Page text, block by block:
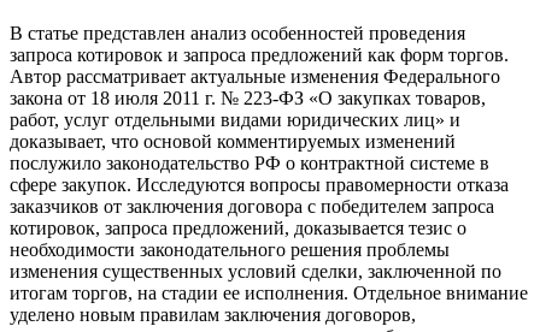
В статье представлен анализ особенностей проведения
запроса котировок и запроса предложений как форм торгов.
Автор рассматривает актуальные изменения Федерального
закона от 18 июля 2011 г. № 223-ФЗ «О закупках товаров,
работ, услуг отдельными видами юридических лиц» и
доказывает, что основой комментируемых изменений
послужило законодательство РФ о контрактной системе в
сфере закупок. Исследуются вопросы правомерности отказа
заказчиков от заключения договора с победителем запроса
котировок, запроса предложений, доказывается тезис о
необходимости законодательного решения проблемы
изменения существенных условий сделки, заключенной по
итогам торгов, на стадии ее исполнения. Отдельное внимание
уделено новым правилам заключения договоров,